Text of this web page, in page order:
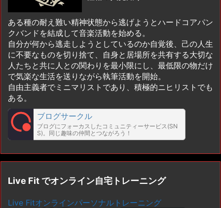
ある種の耐え難い精神状態から逃げようとハードコアパン
クバンドを結成して音楽活動を始める。
自分が何から逃走しようとしているのか自覚後、己の人生
に不要なものを切り捨て、自身と居場所を共有する大切な
人たちと共に人との関わりを最小限にし、最低限の物だけ
で気楽な生活を送りながら執筆活動を開始。
自由主義者でミニマリストであり、積極的ニヒリストでも
ある。
ブログサークル
ブログにフォーカスしたコミュニティーサービス(SN
S)。同じ趣味の仲間とつながろう！
Live Fit でオンライン自宅トレーニング
Live Fitオンラインパーソナルトレーニング